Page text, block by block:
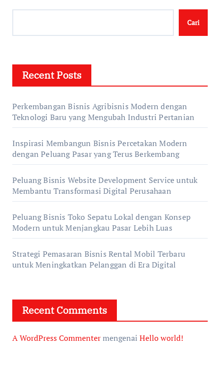
Cari
Recent Posts
Perkembangan Bisnis Agribisnis Modern dengan
Teknologi Baru yang Mengubah Industri Pertanian
Inspirasi Membangun Bisnis Percetakan Modern
dengan Peluang Pasar yang Terus Berkembang
Peluang Bisnis Website Development Service untuk
Membantu Transformasi Digital Perusahaan
Peluang Bisnis Toko Sepatu Lokal dengan Konsep
Modern untuk Menjangkau Pasar Lebih Luas
Strategi Pemasaran Bisnis Rental Mobil Terbaru
untuk Meningkatkan Pelanggan di Era Digital
Recent Comments
A WordPress Commentermengenai Hello world!